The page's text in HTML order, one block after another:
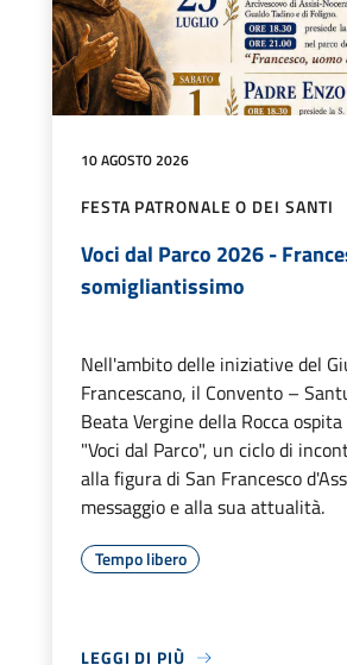
10 AGOSTO 2026
FESTA PATRONALE O DEI SANTI
Voci dal Parco 2026 -
somigliantissimo
Nell'ambito delle iniziative del
Francescano, il Convento –
Beata Vergine della Rocca
"Voci dal Parco", un ciclo di
alla figura di San Francesco
messaggio e alla sua attualità.
Tempo libero
LEGGI DI PIÙ